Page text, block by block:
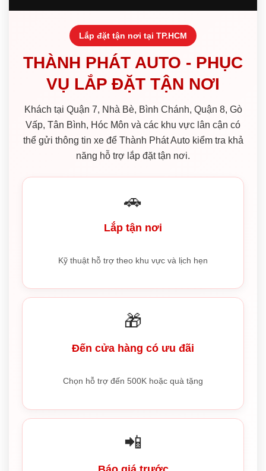
Lắp đặt tận nơi tại TP.HCM
THÀNH PHÁT AUTO - PHỤC
VỤ LẮP ĐẶT TẬN NƠI
Khách tại Quận 7, Nhà Bè, Bình Chánh, Quận 8, Gò
Vấp, Tân Bình, Hóc Môn và các khu vực lân cận có
thể gửi thông tin xe để Thành Phát Auto kiểm tra khả
năng hỗ trợ lắp đặt tận nơi.
🚗
Lắp tận nơi
Kỹ thuật hỗ trợ theo khu vực và lịch hẹn
🎁
Đến cửa hàng có ưu đãi
Chọn hỗ trợ đến 500K hoặc quà tặng
📲